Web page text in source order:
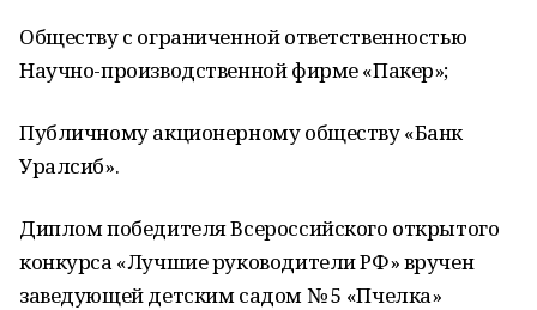
Обществу с ограниченной ответственностью
Научно-производственной фирме «Пакер»;
Публичному акционерному обществу «Банк
Уралсиб».
Диплом победителя Всероссийского открытого
конкурса «Лучшие руководители РФ» вручен
заведующей детским садом № 5 «Пчелка»